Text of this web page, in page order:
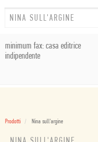
minimum fax: casa editrice
indipendente
Prodotti Nina sull'argine